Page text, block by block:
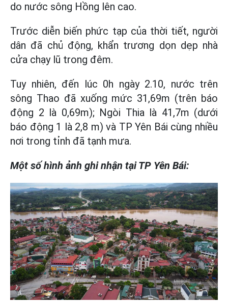
do nước sông Hồng lên cao.
Trước diễn biến phức tạp của thời tiết, người
dân đã chủ động, khẩn trương dọn dẹp nhà
cửa chạy lũ trong đêm.
Tuy nhiên, đến lúc 0h ngày 2.10, nước trên
sông Thao đã xuống mức 31,69m (trên báo
động 2 là 0,69m); Ngòi Thia là 41,7m (dưới
báo động 1 là 2,8 m) và TP Yên Bái cùng nhiều
nơi trong tỉnh đã tạnh mưa.
Một số hình ảnh ghi nhận tại TP Yên Bái: